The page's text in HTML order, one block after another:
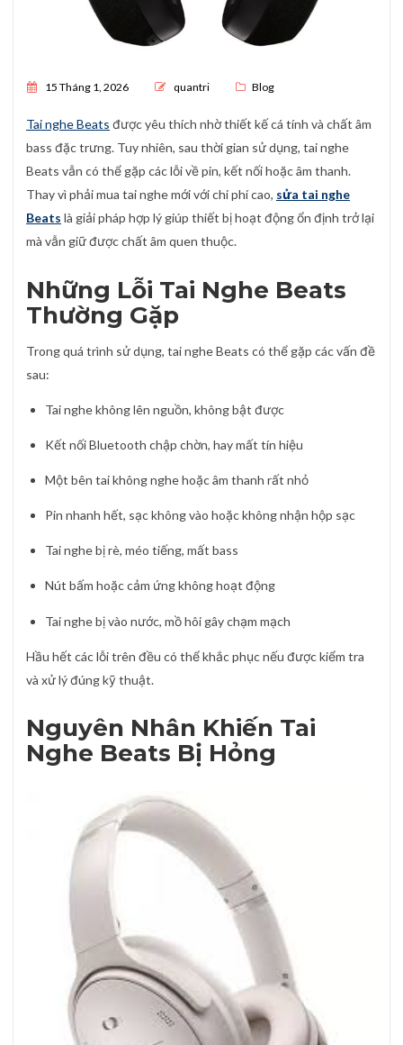
Posted on
15 Tháng 1, 2026 quantri Blog
Tai nghe Beats được yêu thích nhờ thiết kế cá tính và chất âm
bass đặc trưng. Tuy nhiên, sau thời gian sử dụng, tai nghe
Beats vẫn có thể gặp các lỗi về pin, kết nối hoặc âm thanh.
Thay vì phải mua tai nghe mới với chi phí cao, sửa tai nghe
Beats là giải pháp hợp lý giúp thiết bị hoạt động ổn định trở lại
mà vẫn giữ được chất âm quen thuộc.
Những Lỗi Tai Nghe Beats
Thường Gặp
Trong quá trình sử dụng, tai nghe Beats có thể gặp các vấn đề
sau:
Tai nghe không lên nguồn, không bật được
Kết nối Bluetooth chập chờn, hay mất tín hiệu
Một bên tai không nghe hoặc âm thanh rất nhỏ
Pin nhanh hết, sạc không vào hoặc không nhận hộp sạc
Tai nghe bị rè, méo tiếng, mất bass
Nút bấm hoặc cảm ứng không hoạt động
Tai nghe bị vào nước, mồ hôi gây chạm mạch
Hầu hết các lỗi trên đều có thể khắc phục nếu được kiểm tra
và xử lý đúng kỹ thuật.
Nguyên Nhân Khiến Tai
Nghe Beats Bị Hỏng